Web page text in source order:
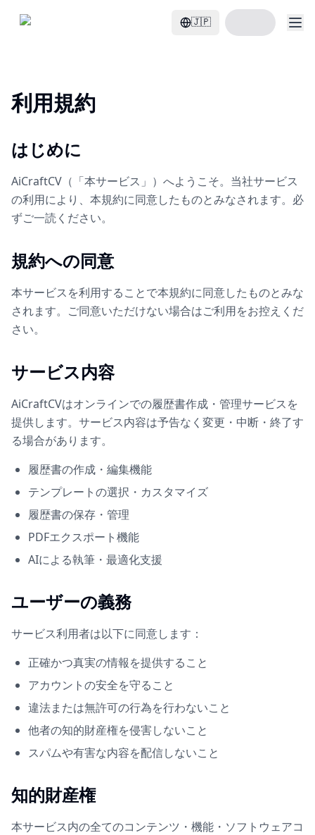
🇯🇵
履歴書を作成
利用規約
はじめに
AiCraftCV（「本サービス」）へようこそ。当社サービス
の利用により、本規約に同意したものとみなされます。必
ずご一読ください。
規約への同意
本サービスを利用することで本規約に同意したものとみな
されます。ご同意いただけない場合はご利用をお控えくだ
さい。
サービス内容
AiCraftCVはオンラインでの履歴書作成・管理サービスを
提供します。サービス内容は予告なく変更・中断・終了す
る場合があります。
履歴書の作成・編集機能
テンプレートの選択・カスタマイズ
履歴書の保存・管理
PDFエクスポート機能
AIによる執筆・最適化支援
ユーザーの義務
サービス利用者は以下に同意します：
正確かつ真実の情報を提供すること
アカウントの安全を守ること
違法または無許可の行為を行わないこと
他者の知的財産権を侵害しないこと
スパムや有害な内容を配信しないこと
知的財産権
本サービス内の全てのコンテンツ・機能・ソフトウェアコ